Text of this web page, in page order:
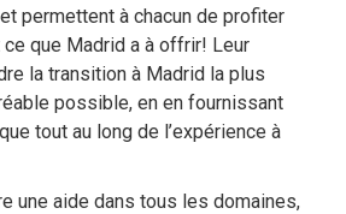
permettent à chacun de profiter
que Madrid a à offrir! Leur
la transition à Madrid la plus
possible, en en fournissant
tout au long de l’expérience à
une aide dans tous les domaines,